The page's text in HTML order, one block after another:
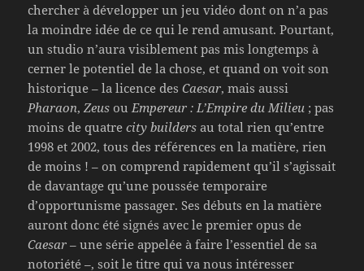
chercher à développer un jeu vidéo dont on n’a pas
la moindre idée de ce qui le rend amusant. Pourtant,
un studio n’aura visiblement pas mis longtemps à
cerner le potentiel de la chose, et quand on voit son
historique – la licence desCaesar, mais aussi
Pharaon,Zeus ou Empereur : L’Empire du Milieu ; pas
moins de quatrecity builders au total rien qu’entre
1998 et 2002, tous des références en la matière, rien
de moins ! – on comprend rapidement qu’il s’agissait
de davantage qu’une poussée temporaire
d’opportunisme passager. Ses débuts en la matière
auront donc été signés avec le premier opus de
Caesar – une série appelée à faire l’essentiel de sa
notoriété –, soit le titre qui va nous intéresser